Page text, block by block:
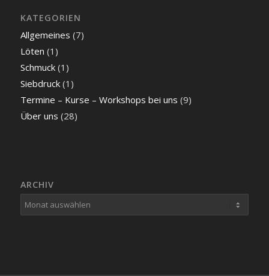
KATEGORIEN
Allgemeines (7)
Löten (1)
Schmuck(1)
Siebdruck(1)
Termine – Kurse – Workshops bei uns (9)
Über uns (28)
ARCHIV